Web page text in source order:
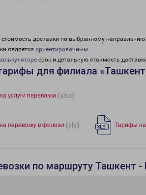
доставки по выбранному направлению:
является ориентировочным
срок и детальную стоимость
для филиала
услуги перевозки (xlsx)
перевозку в филиал (xls) Тарифы на
по маршруту Ташкент -